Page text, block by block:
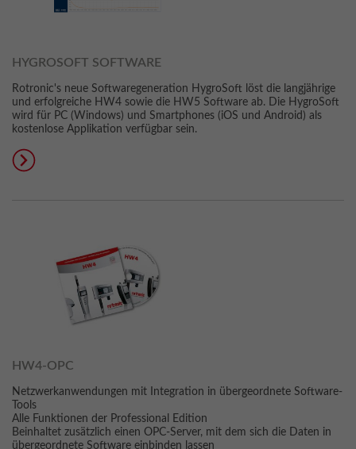
HYGROSOFT SOFTWARE
Rotronic's neue Softwaregeneration HygroSoft löst die langjährige
und erfolgreiche HW4 sowie die HW5 Software ab. Die HygroSoft
wird für PC (Windows) und Smartphones (iOS und Android) als
kostenlose Applikation verfügbar sein.
HW4-OPC
Netzwerkanwendungen mit Integration in übergeordnete Software-
Tools
Alle Funktionen der Professional Edition
Beinhaltet zusätzlich einen OPC-Server, mit dem sich die Daten in
übergeordnete Software einbinden lassen